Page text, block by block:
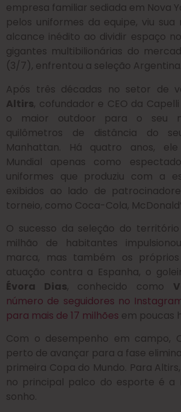
empresa familiar sediada em Nova
pelos uniformes da equipe, viu
alcance inédito ao dividir espaço
gigantes multibilionárias do
(3/7), enfrentou a seleção Argentina.
Após três décadas no setor de
Altirs, cofundador e CEO da
o maior outdoor para o seu
quilômetros de distância do
Manhattan. Há quatro anos,
Mundial apenas como
uniformes que produziu com a
exibidos ao lado de
torneio, como Coca-Cola,
O sucesso da seleção do
milhão de habitantes
marca, mas também os
atuação contra a Espanha, o
Évora Dias, conhecido como
número de seguidores no
para mais de 17 milhões em poucas
Com o desempenho em campo,
perto de avançar para a fase
primeira Copa do Mundo. Para
no principal palco do esporte é a
sonho.